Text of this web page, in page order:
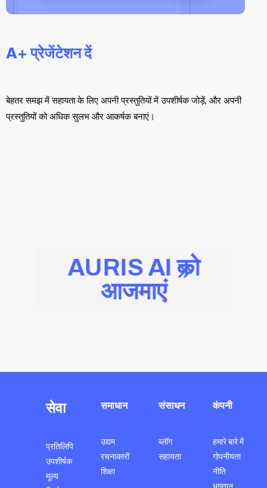
A+ प्रेजेंटेशन दें
बेहतर समझ में सहायता के लिए अपनी प्रस्तुतियों में उपशीर्षक जोड़ें, और अपनी
प्रस्तुतियों को अधिक सुलभ और आकर्षक बनाएं।
AURIS AI को
आजमाएं
सेवा
प्रतिलिपि
उपशीर्षक
मूल्य
समाधान
उद्यम
रचनाकारों
शिक्षा
संसाधन
ब्लॉग
सहायता
कंपनी
हमारे बारे में
गोपनीयता
नीति